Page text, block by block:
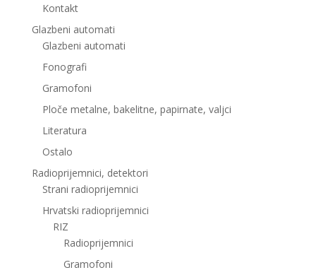
Kontakt
Glazbeni automati
Glazbeni automati
Fonografi
Gramofoni
Ploče metalne, bakelitne, papirnate, valjci
Literatura
Ostalo
Radioprijemnici, detektori
Strani radioprijemnici
Hrvatski radioprijemnici
RIZ
Radioprijemnici
Gramofoni